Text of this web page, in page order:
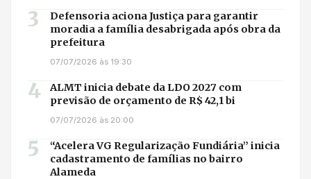
3
Defensoria aciona Justiça para garantir
moradia a família desabrigada após obra da
prefeitura
07/07/2026 às 19:30
4
ALMT inicia debate da LDO 2027 com
previsão de orçamento de R$ 42,1 bi
07/07/2026 às 20:00
5
“Acelera VG Regularização Fundiária” inicia
cadastramento de famílias no bairro
Alameda